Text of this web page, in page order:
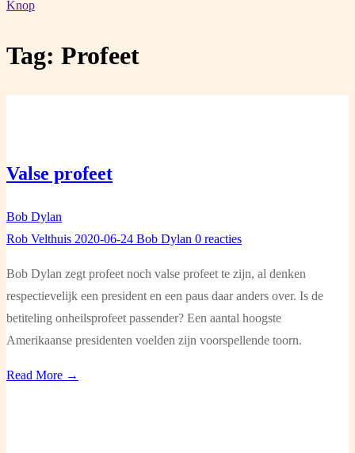
Knop
Tag: Profeet
Valse profeet
Bob Dylan
Rob Velthuis 2020-06-24 Bob Dylan 0 reacties
Bob Dylan zegt profeet noch valse profeet te zijn, al denken
respectievelijk een president en een paus daar anders over. Is de
betiteling onheilsprofeet passender? Een aantal hoogste
Amerikaanse presidenten voelden zijn voorspellende toorn.
Read More →